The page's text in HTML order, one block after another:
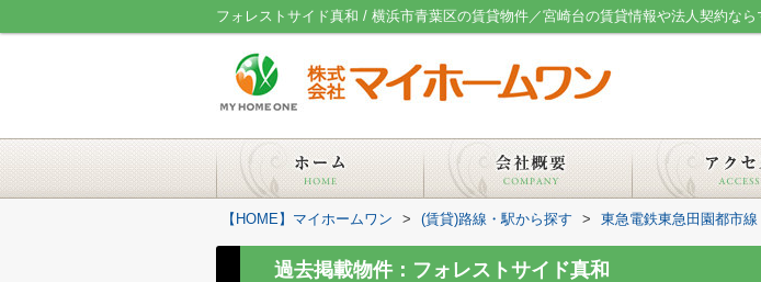
フォレストサイド真和 / 横浜市青葉区の賃貸物件／宮崎台の賃貸情報や法人契約なら
【HOME】マイホームワン > (賃貸)路線・駅から探す > 東急電鉄東急田園都市線
過去掲載物件：フォレストサイド真和